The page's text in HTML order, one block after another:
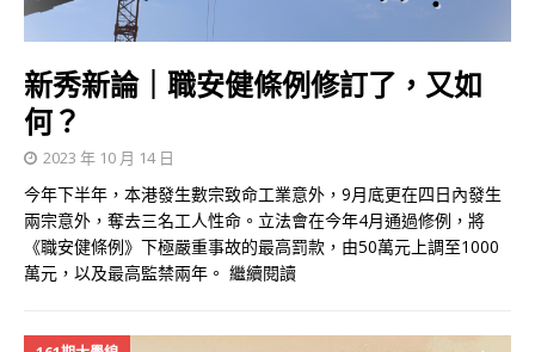
新秀新論｜職安健條例修訂了，又如
何？
2023 年 10 月 14 日
今年下半年，本港發生數宗致命工業意外，9月底更在四日內發生
兩宗意外，奪去三名工人性命。立法會在今年4月通過修例，將
《職安健條例》下極嚴重事故的最高罰款，由50萬元上調至1000
萬元，以及最高監禁兩年。 繼續閱讀